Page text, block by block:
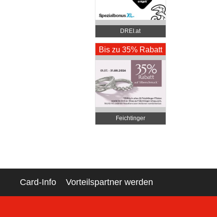
DREI.at
Bis zu 35% Rabatt
Feichtinger
Schmuckhandel
Card-Info Vorteilspartner werden